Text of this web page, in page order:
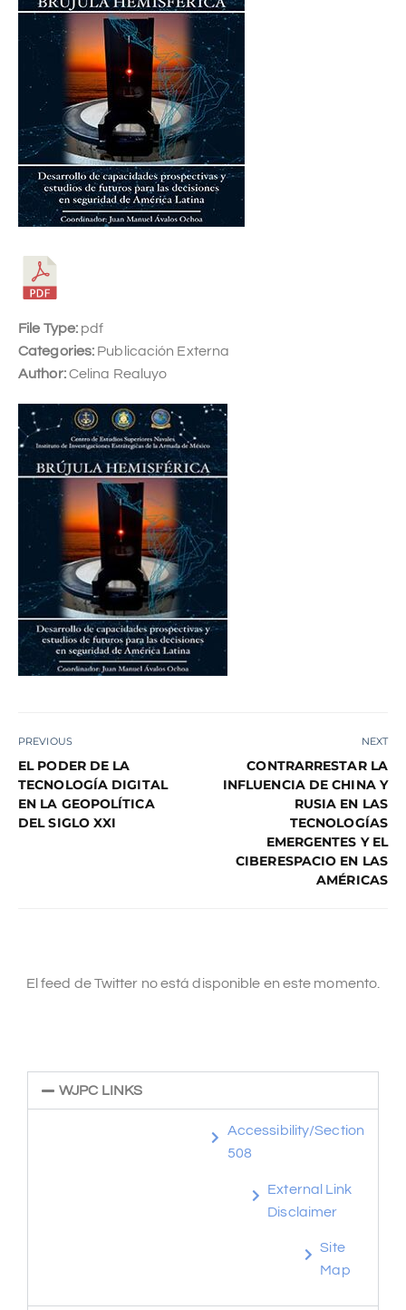
File Type: pdf
Categories: Publicación Externa
Author:Celina Realuyo
PREVIOUS
EL PODER DE LA
TECNOLOGÍA DIGITAL
EN LA GEOPOLÍTICA
DEL SIGLO XXI
NEXT
CONTRARRESTAR LA
INFLUENCIA DE CHINA Y
RUSIA EN LAS
TECNOLOGÍAS
EMERGENTES Y EL
CIBERESPACIO EN LAS
AMÉRICAS
El feed de Twitter no está disponible en este momento.
WJPC LINKS
Accessibility/Section
508
External Link
Disclaimer
Site
Map